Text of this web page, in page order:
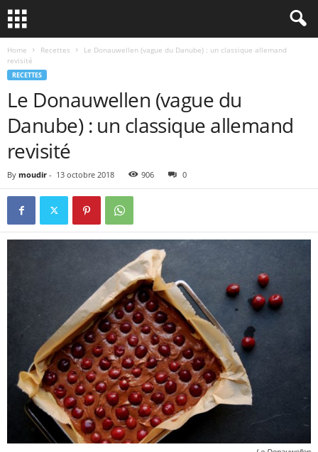
Home Recettes
Le Donauwellen (vague du Danube) : un classique allemand
revisité
RECETTES
Le Donauwellen (vague du
Danube) : un classique allemand
revisité
By moudir - 13 octobre 2018 906 0